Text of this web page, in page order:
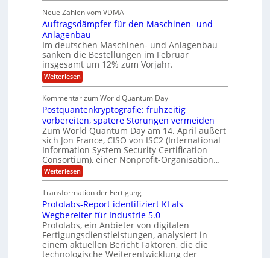
M
i
l
l
i
o
n
e
U
S
-
D
o
l
l
r
r
i
n
g
f
ü
r
E
M
E
A
u
n
d
L
a
t
e
i
n
a
3
.
2
A
p
s
o
l
u
t
s
i
w
i
r
d
C
h
i
e
f
C
u
s
t
o
m
e
r
O
ff
c
e
r
t
i
n
g
e
r
ö
f
n
e
t
K
o
m
p
e
t
e
n
z
e
n
t
r
u
m
Neue Zahlen vom VDMA
Auftragsdämpfer für den Maschinen- und
Anlagenbau
Im deutschen Maschinen- und Anlagenbau
sanken die Bestellungen im Februar
insgesamt um 12% zum Vorjahr.
Weiterlesen:
A
f
t
r
a
g
s
d
ä
m
p
e
f
ü
r
d
e
n
Kommentar zum World Quantum Day
Postquantenkryptografie: frühzeitig
vorbereiten, spätere Störungen vermeiden
Zum World Quantum Day am 14. April äußert
sich Jon France, CISO von ISC2 (International
Information System Security Certification
Consortium), einer Nonprofit-Organisation…
Weiterlesen:
P
s
t
q
u
a
n
t
e
Transformation der Fertigung
Protolabs-Report identifiziert KI als
Wegbereiter für Industrie 5.0
Protolabs, ein Anbieter von digitalen
Fertigungsdienstleistungen, analysiert in
einem aktuellen Bericht Faktoren, die die
technologische Weiterentwicklung der